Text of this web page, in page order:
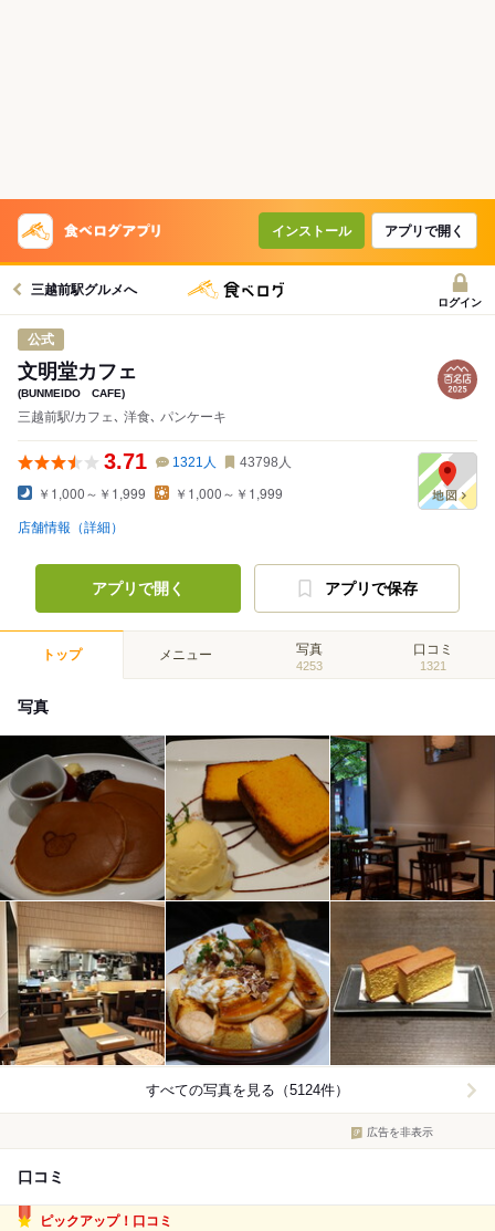
インストール アプリで開く
三越前駅グルメへ
ログイン
公式
文明堂カフェ
(BUNMEIDO CAFE)
三越前駅/カフェ､ 洋食､ パンケーキ
3.71 1321 人 43798 人
￥1,000～￥1,999 ￥1,000～￥1,999
店舗情報（詳細）
アプリで開く アプリで保存
トップ メニュー 写真
4253
口コミ
1321
写真
すべての写真を見る（5124件）
広告を非表示
口コミ
ピックアップ！口コミ